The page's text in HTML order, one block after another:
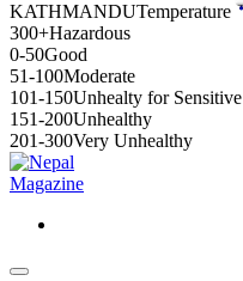
KATHMANDUTemperature
300+Hazardous
0-50Good
51-100Moderate
101-150Unhealty for
151-200Unhealthy
201-300Very Unhealthy